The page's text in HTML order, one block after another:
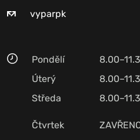
vyparpk
Pondělí
Úterý
Středa
Čtvrtek